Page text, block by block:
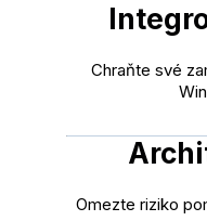
Chraňte své
Omezte riziko